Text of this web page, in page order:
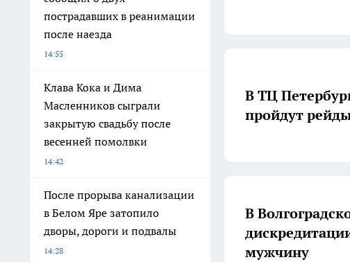
пострадавших в реанимации
после наезда
14:55
Клава Кока и Дима
Масленников сыграли
закрытую свадьбу после
весенней помолвки
14:42
После прорыва канализации
в Белом Яре затопило
дворы, дороги и подвалы
14:28
В ТЦ
пройдут
В
мужчину